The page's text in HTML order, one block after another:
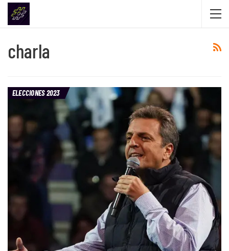
charla
ELECCIONES 2023